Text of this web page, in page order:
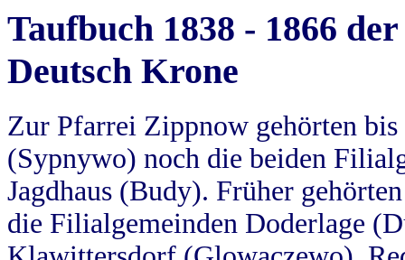
Taufbuch 1838 - 1866
Deutsch Krone
Zur Pfarrei Zippnow gehörten
(Sypnywo) noch die beiden
Jagdhaus (Budy). Früher
die Filialgemeinden Doderlage